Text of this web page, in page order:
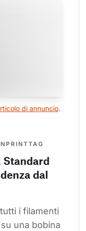
di annuncio.
dal
i filamenti
una bobina